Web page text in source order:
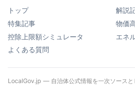
トップ
特集記事
控除上限額シミュレータ
よくある質問
解説
物価
エネ
LocalGov.jp — 自治体公式情報を一次ソースと